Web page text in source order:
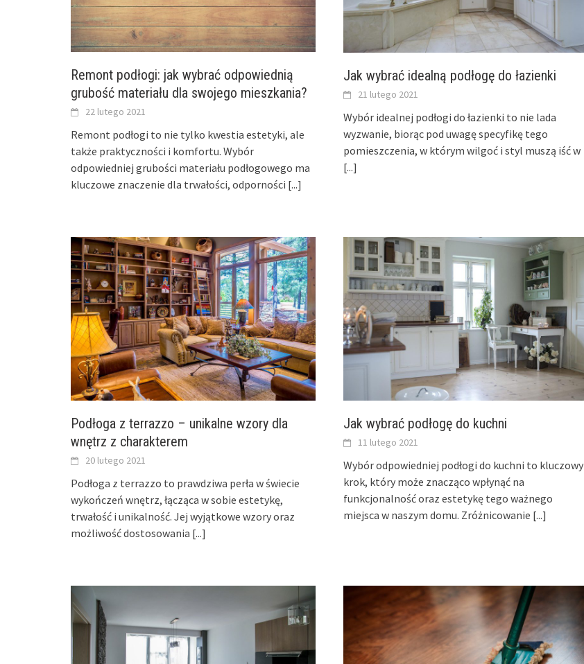
Remont podłogi: jak wybrać odpowiednią
grubość materiału dla swojego mieszkania?
22 lutego 2021
Remont podłogi to nie tylko kwestia estetyki, ale
także praktyczności i komfortu. Wybór
odpowiedniej grubości materiału podłogowego ma
kluczowe znaczenie dla trwałości, odporności [...]
Jak wybrać idealną podłogę do łazienki
21 lutego 2021
Wybór idealnej podłogi do łazienki to nie lada
wyzwanie, biorąc pod uwagę specyfikę tego
pomieszczenia, w którym wilgoć i styl muszą iść w
[...]
Podłoga z terrazzo – unikalne wzory dla
wnętrz z charakterem
20 lutego 2021
Podłoga z terrazzo to prawdziwa perła w świecie
wykończeń wnętrz, łącząca w sobie estetykę,
trwałość i unikalność. Jej wyjątkowe wzory oraz
możliwość dostosowania [...]
Jak wybrać podłogę do kuchni
11 lutego 2021
Wybór odpowiedniej podłogi do kuchni to kluczowy
krok, który może znacząco wpłynąć na
funkcjonalność oraz estetykę tego ważnego
miejsca w naszym domu. Zróżnicowanie [...]